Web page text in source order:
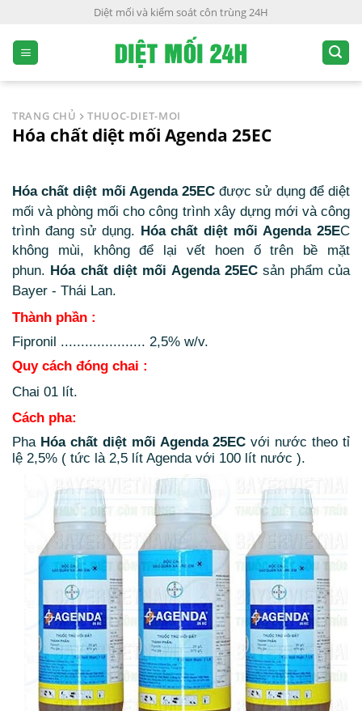
Diệt mối và kiểm soát côn trùng 24H
TRANG CHỦ THUOC-DIET-MOI
Hóa chất diệt mối Agenda 25EC
Hóa chất diệt mối Agenda 25EC được sử dụng đểdiệt
mối và phòng mối cho công trình xây dựng mới và công
trình đang sử dụng. Hóa chất diệt mối Agenda 25EC
không mùi, không để lại vết hoen ố trên bề mặt
phun. Hóa chất diệt mối Agenda 25EC sản phẩm của
Bayer - Thái Lan.
Thành phần :
Fipronil ..................... 2,5% w/v.
Quy cách đóng chai :
Chai 01 lít.
Cách pha:
Pha Hóa chất diệt mối Agenda 25ECvới nước theo tỉ
lệ 2,5% ( tức là 2,5 lít Agenda với 100 lít nước ).